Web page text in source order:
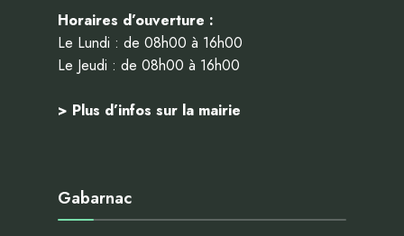
Horaires d’ouverture :
Le Lundi : de 08h00 à 16h00
Le Jeudi : de 08h00 à 16h00
> Plus d’infos sur la mairie
Gabarnac